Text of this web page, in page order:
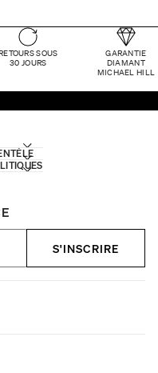
SOUS
30 JOURS
GARANTIE
DIAMANT
MICHAEL HILL
S'INSCRIRE